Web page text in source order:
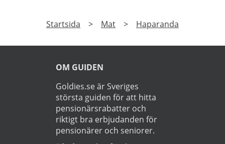
Startsida > Mat > Haparanda
OM GUIDEN
Goldies.se är Sveriges
största guiden för att hitta
pensionärsrabatter och
riktigt bra erbjudanden för
pensionärer och seniorer.